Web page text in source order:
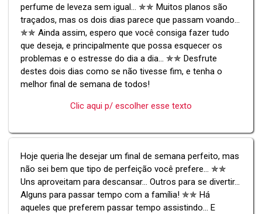
perfume de leveza sem igual... ✯✯ Muitos planos são
traçados, mas os dois dias parece que passam voando...
✯✯ Ainda assim, espero que você consiga fazer tudo
que deseja, e principalmente que possa esquecer os
problemas e o estresse do dia a dia... ✯✯ Desfrute
destes dois dias como se não tivesse fim, e tenha o
melhor final de semana de todos!
Clic aqui p/ escolher esse texto
Hoje queria lhe desejar um final de semana perfeito, mas
não sei bem que tipo de perfeição você prefere... ✯✯
Uns aproveitam para descansar... Outros para se divertir...
Alguns para passar tempo com a família! ✯✯ Há
aqueles que preferem passar tempo assistindo... E